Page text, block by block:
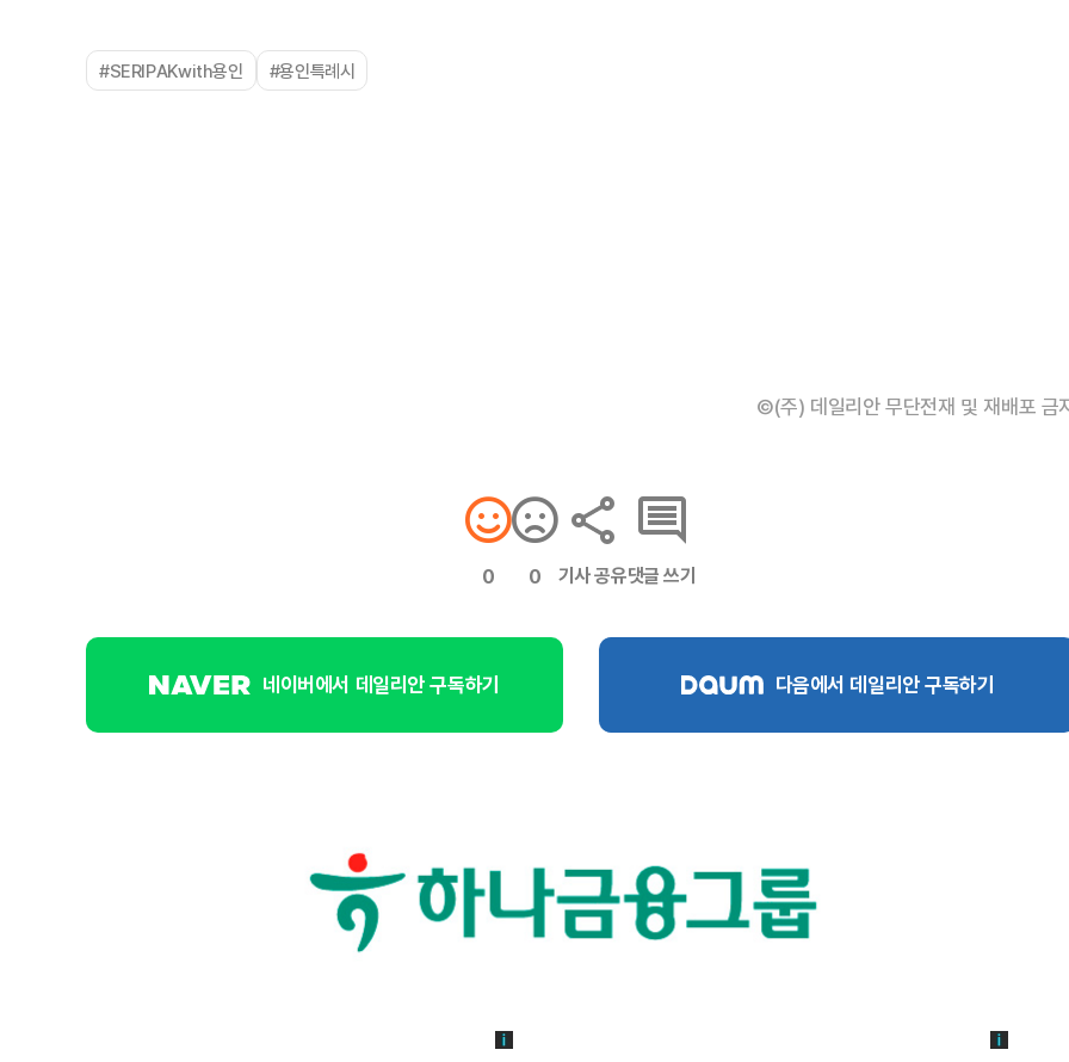
#SERIPAKwith용인 #용인특례시
©(주) 데일리안 무단전재 및 재배포 금
0 0 기사 공유댓글 쓰기
네이버에서 데일리안 구독하기 다음에서 데일리안 구독하기